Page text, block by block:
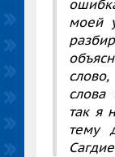
моей
слова
так я
тему